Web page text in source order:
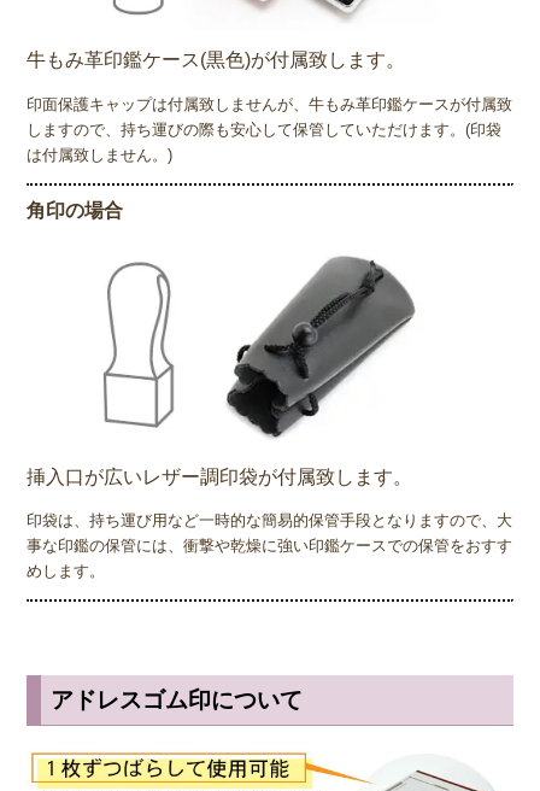
牛もみ革印鑑ケース(黒色)が付属致します。
印面保護キャップは付属致しませんが、牛もみ革印鑑ケースが付属致
しますので、持ち運びの際も安心して保管していただけます。(印袋
は付属致しません。)
角印の場合
挿入口が広いレザー調印袋が付属致します。
印袋は、持ち運び用など一時的な簡易的保管手段となりますので、大
事な印鑑の保管には、衝撃や乾燥に強い印鑑ケースでの保管をおすす
めします。
アドレスゴム印について